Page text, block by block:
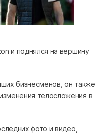
и поднялся на вершину
бизнесменов, он также
телосложения в
фото и видео,